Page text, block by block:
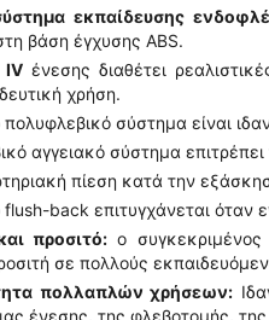
εκπαίδευσης
βάση έγχυσης ABS.
IV ένεσης διαθέτει
χρήση.
πολυφλεβικό σύστημα είναι
αγγειακό σύστημα
πίεση κατά την
flush-back επιτυγχάνεται όταν
προσιτό: ο συγκεκριμένος
σε πολλούς
πολλαπλών χρήσεων:
ένεσης, της φλεβοτομής,